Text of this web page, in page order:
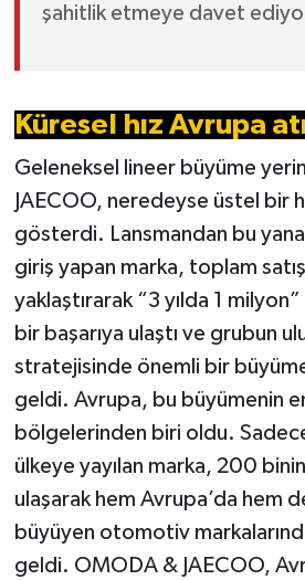
şahitlik etmeye davet
Küresel hız Avrupa
Geleneksel lineer büyüme
JAECOO, neredeyse üstel bir
gösterdi. Lansmandan bu
giriş yapan marka, toplam
yaklaştırarak “3 yılda 1
bir başarıya ulaştı ve grubun
stratejisinde önemli bir
geldi. Avrupa, bu büyümenin
bölgelerinden biri oldu.
ülkeye yayılan marka, 200
ulaşarak hem Avrupa’da hem
büyüyen otomotiv
geldi. OMODA & JAECOO,